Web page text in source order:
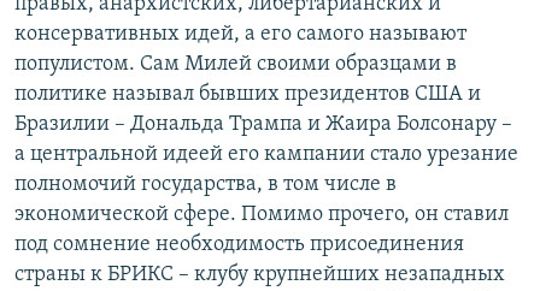
консервативных идей, а его самого называют
популистом. Сам Милей своими образцами в
политике называл бывших президентов США и
Бразилии – Дональда Трампа и Жаира Болсонару –
а центральной идеей его кампании стало урезание
полномочий государства, в том числе в
экономической сфере. Помимо прочего, он ставил
под сомнение необходимость присоединения
страны к БРИКС – клубу крупнейших незападных